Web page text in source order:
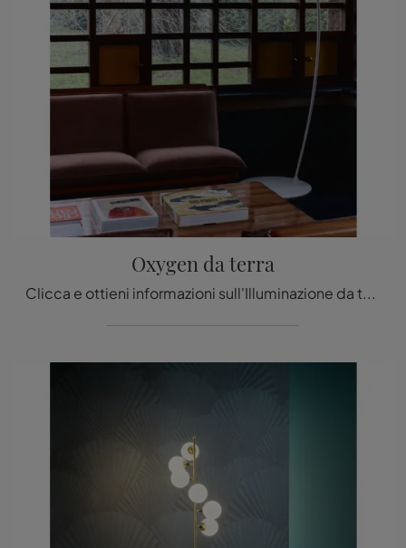
Oxygen da terra
Clicca e ottieni informazioni sull'Illuminazione da terra moderna di Stilnovo: il modello Oxygen da terra in metallo ti sta aspettando!